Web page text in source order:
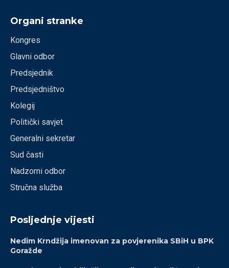
Organi stranke
Kongres
Glavni odbor
Predsjednik
Predsjedništvo
Kolegij
Politički savjet
Generalni sekretar
Sud časti
Nadzorni odbor
Stručna služba
Posljednje vijesti
Nedim Krndžija imenovan za povjerenika SBiH u BPK
Goražde